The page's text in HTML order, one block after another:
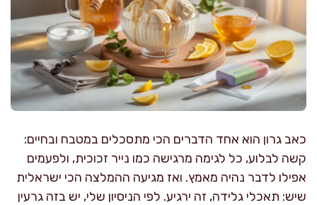
כאב גרון הוא אחד הדברים הכי מתסכלים במטבח ובחיים:
קשה לבלוע, כל לגימה מרגישה כמו נייר זכוכית, ולפעמים
אפילו לדבר נהיה מאמץ. ואז מגיעה ההמלצה הכי ישראלית
שיש: תאכלי גלידה, זה ירגיע. לפי הניסיון שלי, יש בזה גרעין